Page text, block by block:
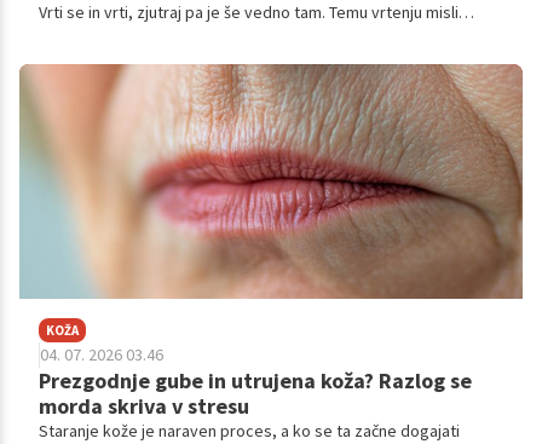
Vrti se in vrti, zjutraj pa je še vedno tam. Temu vrtenju misli
KOŽA
04. 07. 2026 03.46
Prezgodnje gube in utrujena koža? Razlog se
morda skriva v stresu
Staranje kože je naraven proces, a ko se ta začne dogajati